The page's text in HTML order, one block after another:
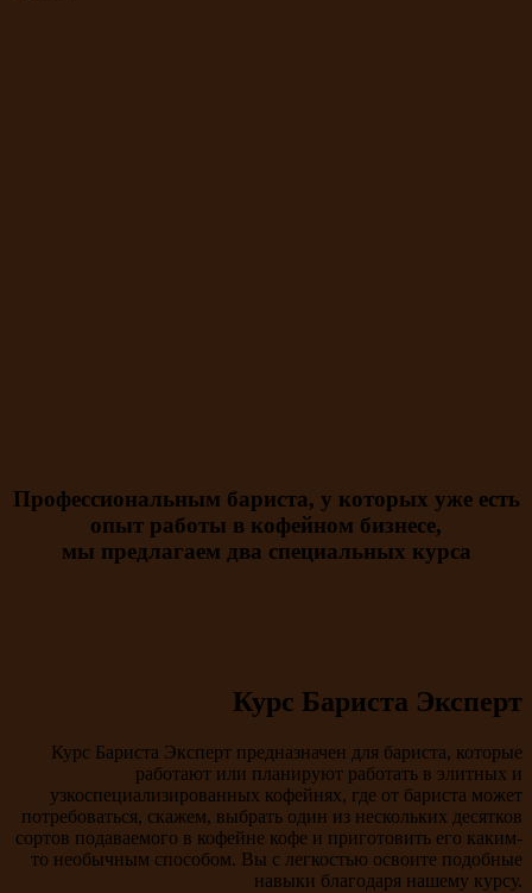
Профессиональным бариста, у которых уже есть
опыт работы в кофейном бизнесе,
мы предлагаем два специальных курса
Курс Бариста Эксперт
Курс Бариста Эксперт предназначен для бариста, которые
работают или планируют работать в элитных и
узкоспециализированных кофейнях, где от бариста может
потребоваться, скажем, выбрать один из нескольких десятков
сортов подаваемого в кофейне кофе и приготовить его каким-
то необычным способом. Вы с легкостью освоите подобные
навыки благодаря нашему курсу.